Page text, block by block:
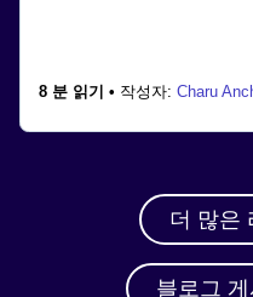
8 분 읽기 • 작성자: Charu
더 많은
블로그 게